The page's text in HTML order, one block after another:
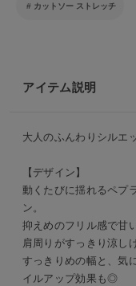
カットソー ストレッチ
アイテム説明
大人のふんわりシルエ
【デザイン】
動くたびに揺れるペプ
ン。
抑えめのフリル感で甘
肩周りがすっきり涼し
すっきりめの幅と、気
イルアップ効果も◎